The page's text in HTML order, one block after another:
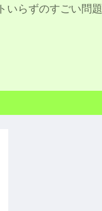
いらずのすごい問題